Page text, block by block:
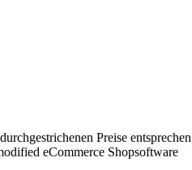
Preise
eCommerce Shopsoftware